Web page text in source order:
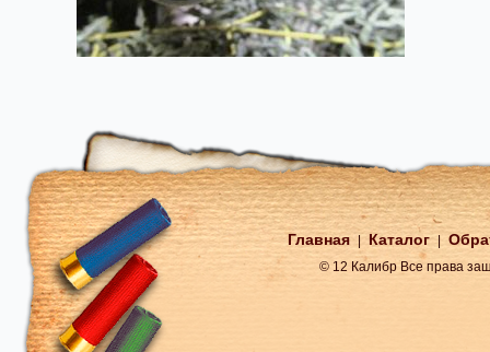
Главная Каталог
© 12 Калибр Все права